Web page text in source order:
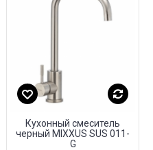
Кухонный смеситель
черный MIXXUS SUS 011-
G